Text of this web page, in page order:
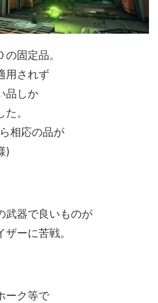
固定品。
用されず
品しか
。
相応の品が
)
武器で良いものが
ーに苦戦。
ーク等で